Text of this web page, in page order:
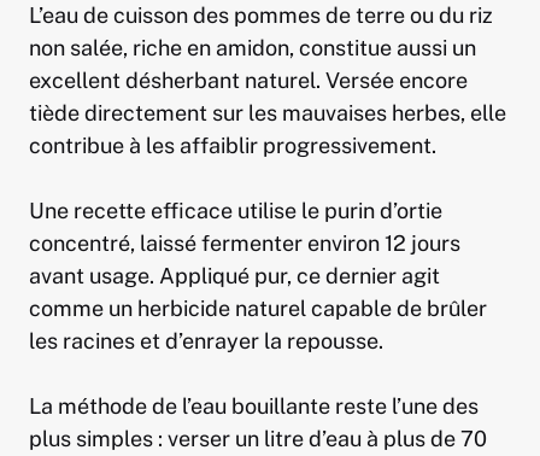
L’eau de cuisson des pommes de terre ou du riz
non salée, riche en amidon, constitue aussi un
excellent désherbant naturel. Versée encore
tiède directement sur les mauvaises herbes, elle
contribue à les affaiblir progressivement.
Une recette efficace utilise le purin d’ortie
concentré, laissé fermenter environ 12 jours
avant usage. Appliqué pur, ce dernier agit
comme un herbicide naturel capable de brûler
les racines et d’enrayer la repousse.
La méthode de l’eau bouillante reste l’une des
plus simples : verser un litre d’eau à plus de 70